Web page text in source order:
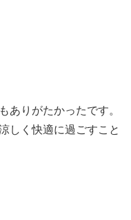
ありがたかったです。
しく快適に過ごすこと